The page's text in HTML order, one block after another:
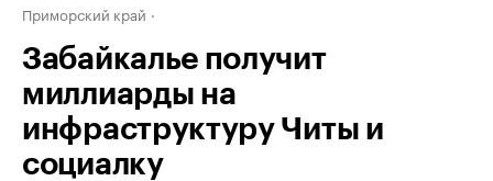
Приморский край
Забайкалье получит
миллиарды на
инфраструктуру Читы и
социалку